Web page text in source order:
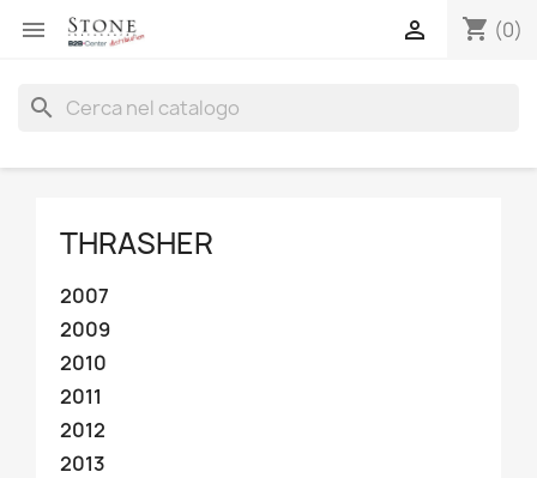
 shopping_cart (0)

search
THRASHER
2007
2009
2010
2011
2012
2013